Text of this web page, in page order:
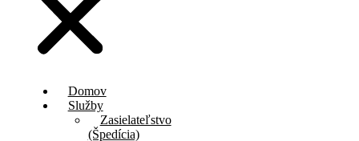
Domov
Služby
Zasielateľstvo
(Špedícia)